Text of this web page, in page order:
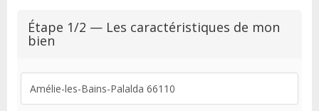
Étape 1/2 — Les caractéristiques de mon
bien